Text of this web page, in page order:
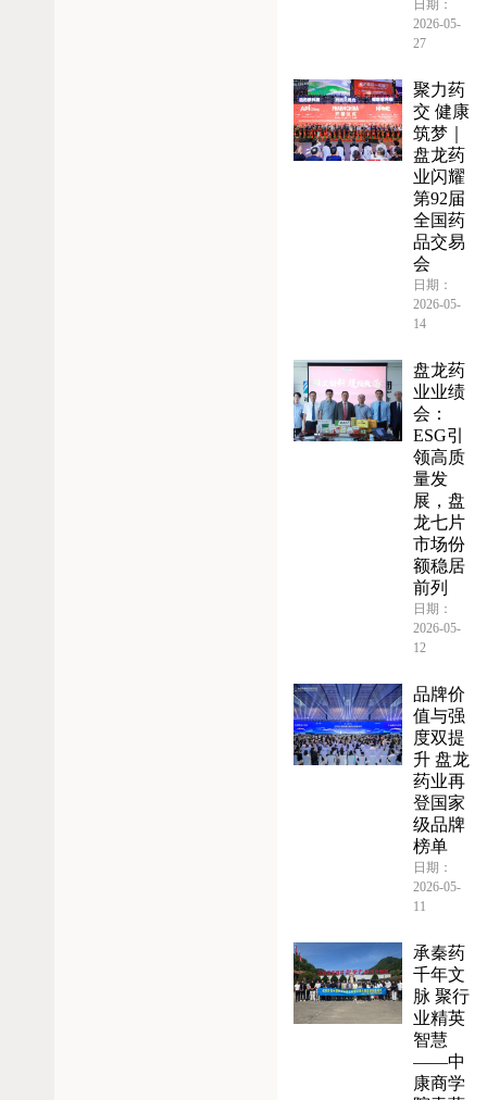
日期：
2026-05-
27
聚力药
交 健康
筑梦｜
盘龙药
业闪耀
第92届
全国药
品交易
会
日期：
2026-05-
14
盘龙药
业业绩
会：
ESG引
领高质
量发
展，盘
龙七片
市场份
额稳居
前列
日期：
2026-05-
12
品牌价
值与强
度双提
升 盘龙
药业再
登国家
级品牌
榜单
日期：
2026-05-
11
承秦药
千年文
脉 聚行
业精英
智慧
——中
康商学